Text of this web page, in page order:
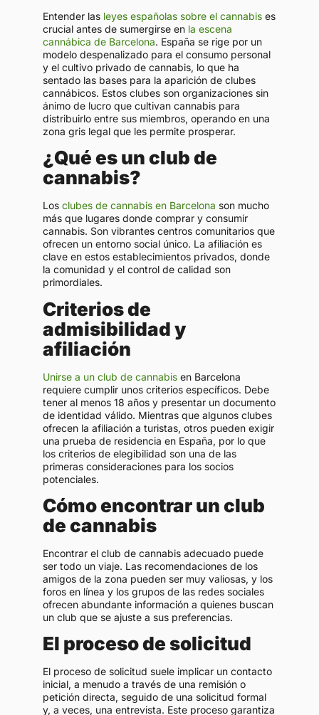
Entender las leyes españolas sobre el cannabis es
crucial antes de sumergirse en la escena
cannábica de Barcelona. España se rige por un
modelo despenalizado para el consumo personal
y el cultivo privado de cannabis, lo que ha
sentado las bases para la aparición de clubes
cannábicos. Estos clubes son organizaciones sin
ánimo de lucro que cultivan cannabis para
distribuirlo entre sus miembros, operando en una
zona gris legal que les permite prosperar.
¿Qué es un club de
cannabis?
Los clubes de cannabis en Barcelona son mucho
más que lugares donde comprar y consumir
cannabis. Son vibrantes centros comunitarios que
ofrecen un entorno social único. La afiliación es
clave en estos establecimientos privados, donde
la comunidad y el control de calidad son
primordiales.
Criterios de
admisibilidad y
afiliación
Unirse a un club de cannabis en Barcelona
requiere cumplir unos criterios específicos. Debe
tener al menos 18 años y presentar un documento
de identidad válido. Mientras que algunos clubes
ofrecen la afiliación a turistas, otros pueden exigir
una prueba de residencia en España, por lo que
los criterios de elegibilidad son una de las
primeras consideraciones para los socios
potenciales.
Cómo encontrar un club
de cannabis
Encontrar el club de cannabis adecuado puede
ser todo un viaje. Las recomendaciones de los
amigos de la zona pueden ser muy valiosas, y los
foros en línea y los grupos de las redes sociales
ofrecen abundante información a quienes buscan
un club que se ajuste a sus preferencias.
El proceso de solicitud
El proceso de solicitud suele implicar un contacto
inicial, a menudo a través de una remisión o
petición directa, seguido de una solicitud formal
y, a veces, una entrevista. Este proceso garantiza